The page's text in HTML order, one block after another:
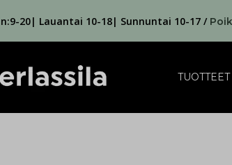
20| Lauantai 10-18| Sunnuntai 10-17 /
TUOTTEET